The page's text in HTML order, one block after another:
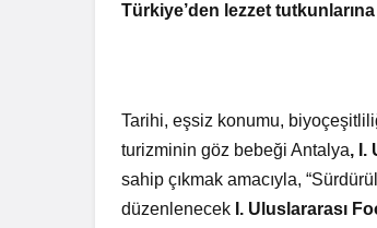
Türkiye’den lezzet
Tarihi, eşsiz konumu,
turizminin göz bebeği Antalya, I.
sahip çıkmak amacıyla,
düzenlenecek I. Uluslararası